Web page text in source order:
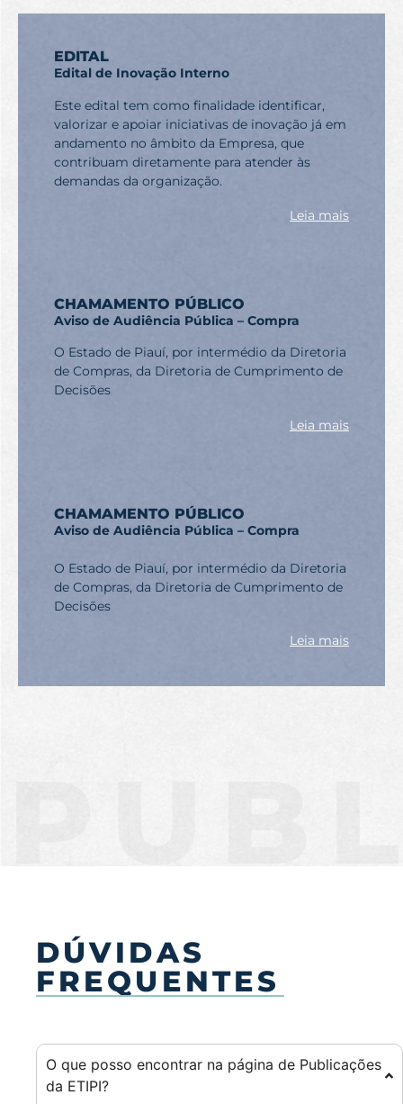
EDITAL
Edital de Inovação Interno
Este edital tem como finalidade identificar,
valorizar e apoiar iniciativas de inovação já em
andamento no âmbito da Empresa, que
contribuam diretamente para atender às
demandas da organização.
Leia mais
CHAMAMENTO PÚBLICO
Aviso de Audiência Pública – Compra
O Estado de Piauí, por intermédio da Diretoria
de Compras, da Diretoria de Cumprimento de
Decisões
Leia mais
CHAMAMENTO PÚBLICO
Aviso de Audiência Pública – Compra
O Estado de Piauí, por intermédio da Diretoria
de Compras, da Diretoria de Cumprimento de
Decisões
Leia mais
DÚVIDAS
FREQUENTES
O que posso encontrar na página de Publicações
da ETIPI?